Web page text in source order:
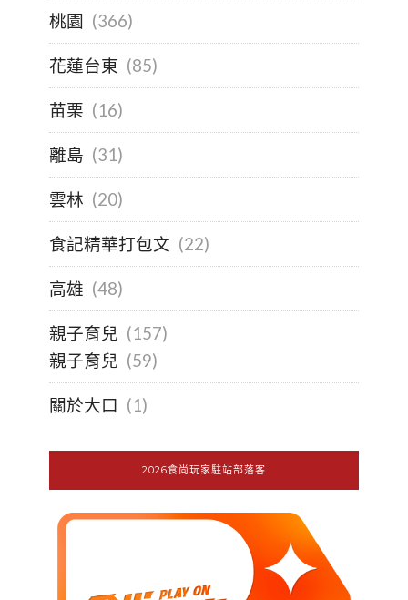
桃園 (366)
花蓮台東 (85)
苗栗 (16)
離島 (31)
雲林 (20)
食記精華打包文 (22)
高雄 (48)
親子育兒 (157)
親子育兒 (59)
關於大口 (1)
2026食尚玩家駐站部落客